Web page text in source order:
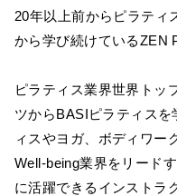
20年以上前からピラティ
から学び続けているZEN
ピラティス業界世界トッ
ツからBASIピラティス
ィスやヨガ、ボディワー
Well-being業界をリード
に活躍できるインストラ